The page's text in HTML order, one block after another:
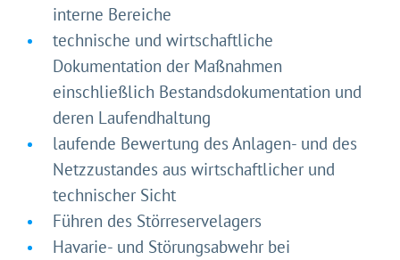
interne Bereiche
technische und wirtschaftliche
Dokumentation der Maßnahmen
einschließlich Bestandsdokumentation und
deren Laufendhaltung
laufende Bewertung des Anlagen- und des
Netzzustandes aus wirtschaftlicher und
technischer Sicht
Führen des Störreservelagers
Havarie- und Störungsabwehr bei